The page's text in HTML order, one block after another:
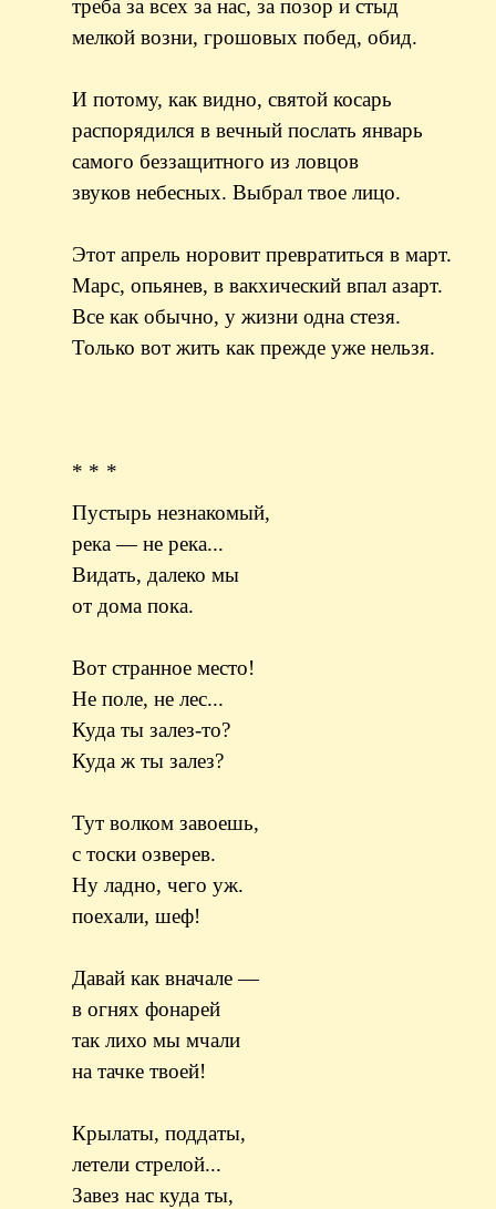
треба за всех за нас, за позор и стыд
мелкой возни, грошовых побед, обид.
И потому, как видно, святой косарь
распорядился в вечный послать январь
самого беззащитного из ловцов
звуков небесных. Выбрал твое лицо.
Этот апрель норовит превратиться в март.
Марс, опьянев, в вакхический впал азарт.
Все как обычно, у жизни одна стезя.
Только вот жить как прежде уже нельзя.
* * *
Пустырь незнакомый,
река — не река...
Видать, далеко мы
от дома пока.
Вот странное место!
Не поле, не лес...
Куда ты залез-то?
Куда ж ты залез?
Тут волком завоешь,
с тоски озверев.
Ну ладно, чего уж.
поехали, шеф!
Давай как вначале —
в огнях фонарей
так лихо мы мчали
на тачке твоей!
Крылаты, поддаты,
летели стрелой...
Завез нас куда ты,